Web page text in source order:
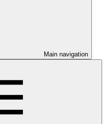
Main navigation